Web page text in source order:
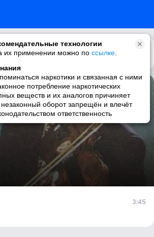
технологии
их применении можно по ссылке
наркотики и связанная с ними
потребление наркотических
веществ и их аналогов причиняет
оборот запрещён и влечёт
ответственность
3:45